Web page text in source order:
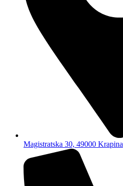
Magistratska 30, 49000 Krapina